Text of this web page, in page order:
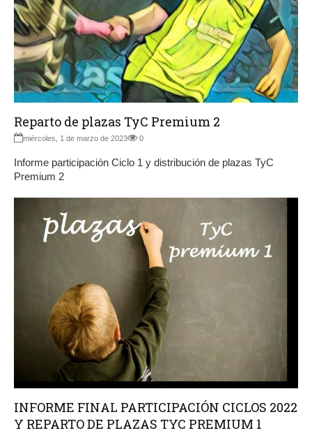
Reparto de plazas TyC Premium 2
miércoles, 1 de marzo de 2023 0
Informe participación Ciclo 1 y distribución de plazas TyC
Premium 2
INFORME FINAL PARTICIPACIÓN CICLOS 2022
Y REPARTO DE PLAZAS TYC PREMIUM 1